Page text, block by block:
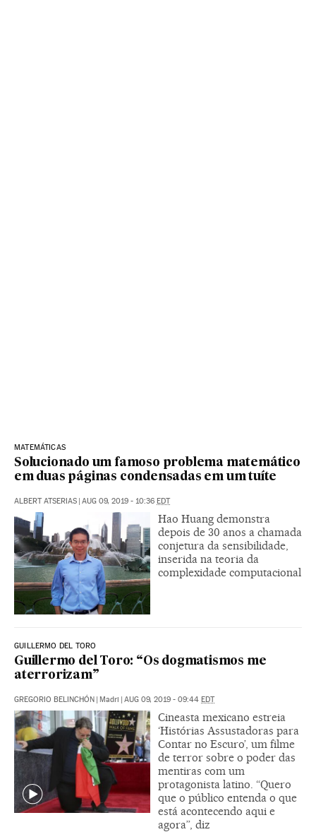
MATEMÁTICAS
Solucionado um famoso problema matemático
em duas páginas condensadas em um tuíte
ALBERT ATSERIAS | AUG 09, 2019 - 10:36 EDT
Hao Huang demonstra
depois de 30 anos a chamada
conjetura da sensibilidade,
inserida na teoria da
complexidade computacional
GUILLERMO DEL TORO
Guillermo del Toro: “Os dogmatismos me
aterrorizam”
GREGORIO BELINCHÓN | Madri | AUG 09, 2019 - 09:44 EDT
Cineasta mexicano estreia
‘Histórias Assustadoras para
Contar no Escuro’, um filme
de terror sobre o poder das
mentiras com um
protagonista latino. “Quero
que o público entenda o que
está acontecendo aqui e
agora”, diz